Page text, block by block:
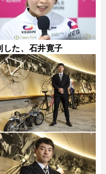
た、石井寛子